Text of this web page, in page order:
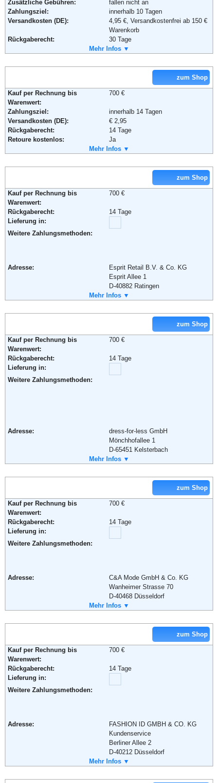
Adresse:
ABOUT YOU GmbH
Christoph-Probst-Weg 4
D-20251 Hamburg
0800 30 15 085
Email:
kundenservice@aboutyou.de
Zusätzliche Gebühren:
fallen nicht an
Zahlungsziel:
innerhalb 10 Tagen
Versandkosten (DE):
4,95 €, Versandkostenfrei ab 150 €
Warenkorb
Rückgaberecht:
30 Tage
Ja
Lieferung in:
Adresse:
adidas International Trading B.V.
Atlas Arena, Africa Building
Hoogoorddreef 9a
1101 BA Amsterdam ZO
Niederlande
Email:
service@mail.shop.adidas.de
Weiterführende Informationen: Blog,AGB
Mehr Infos ▼
zum Shop
Kauf per Rechnung bis
Warenwert:
700 €
Zahlungsziel:
innerhalb 14 Tagen
Versandkosten (DE):
€ 2,95
Rückgaberecht:
14 Tage
Retoure kostenlos:
Ja
im Paket enthalten
Adresse:
Garstedter Weg 14
Telefon:
Weiterführende Informationen: AGB
Mehr Infos ▼
zum Shop
Kauf per Rechnung bis
Warenwert:
700 €
Rückgaberecht:
14 Tage
Lieferung in:
Weitere Zahlungsmethoden:
Adresse:
Esprit Retail B.V. & Co. KG
Esprit Allee 1
D-40882 Ratingen
+49 0()800 00 377748
Email:
service@esprit.de
Weiterführende Informationen:
Mehr Infos ▼
zum Shop
Kauf per Rechnung bis
Warenwert:
700 €
Rückgaberecht:
14 Tage
Lieferung in:
Weitere Zahlungsmethoden:
Adresse:
dress-for-less GmbH
Mönchhofallee 1
D-65451 Kelsterbach
+49 (0) 1805 - 3675377
Email:
service@dress-for-less.de
Weiterführende Informationen: AGB
Mehr Infos ▼
zum Shop
Kauf per Rechnung bis
Warenwert:
700 €
Rückgaberecht:
14 Tage
Lieferung in:
Weitere Zahlungsmethoden:
Adresse:
C&A Mode GmbH & Co. KG
Wanheimer Strasse 70
D-40468 Düsseldorf
+49 (0) 211 / 9872-0
Email:
service@shop-cunda.de
Weiterführende Informationen: AGB
Mehr Infos ▼
zum Shop
Kauf per Rechnung bis
Warenwert:
700 €
Rückgaberecht:
14 Tage
Lieferung in:
Weitere Zahlungsmethoden:
Adresse:
FASHION ID GMBH & CO. KG
Kundenservice
Berliner Allee 2
D-40212 Düsseldorf
+49 (0) 800 - 700 31 00
Email:
service@fashionid.de
Mehr Infos ▼